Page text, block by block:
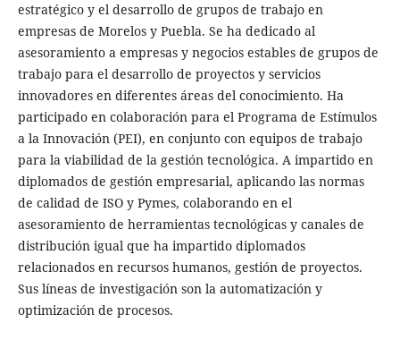
estratégico y el desarrollo de grupos de trabajo en
empresas de Morelos y Puebla. Se ha dedicado al
asesoramiento a empresas y negocios estables de grupos de
trabajo para el desarrollo de proyectos y servicios
innovadores en diferentes áreas del conocimiento. Ha
participado en colaboración para el Programa de Estímulos
a la Innovación (PEI), en conjunto con equipos de trabajo
para la viabilidad de la gestión tecnológica. A impartido en
diplomados de gestión empresarial, aplicando las normas
de calidad de ISO y Pymes, colaborando en el
asesoramiento de herramientas tecnológicas y canales de
distribución igual que ha impartido diplomados
relacionados en recursos humanos, gestión de proyectos.
Sus líneas de investigación son la automatización y
optimización de procesos.